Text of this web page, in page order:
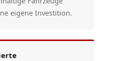
eigene Investition.